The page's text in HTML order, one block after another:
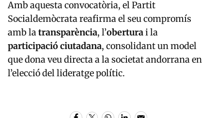
Amb aquesta convocatòria, el Partit
Socialdemòcrata reafirma el seu compromís
amb latransparència, l’oberturai la
participació ciutadana, consolidant un model
que dona veu directa a la societat andorrana en
l’elecció del lideratge polític.